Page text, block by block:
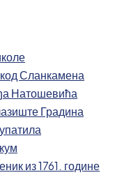
Сланкамена
Натошевића
Градина
из 1761. године